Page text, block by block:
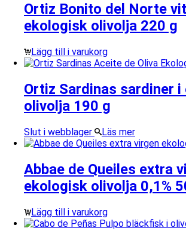
Ortiz Bonito del Norte
ekologisk olivolja 220 g
Lägg till i varukorg
Ortiz Sardinas sardiner
olivolja 190 g
Slut i webblager Läs mer
Abbae de Queiles extra
ekologisk olivolja 0,1%
Lägg till i varukorg